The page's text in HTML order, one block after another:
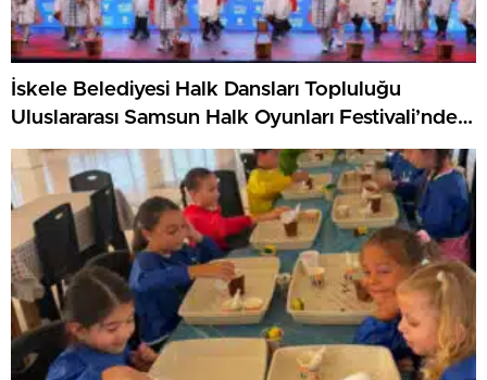
İskele Belediyesi Halk Dansları Topluluğu
Uluslararası Samsun Halk Oyunları Festivali’nde
KKTC’yi Gururla Temsil Ediyor